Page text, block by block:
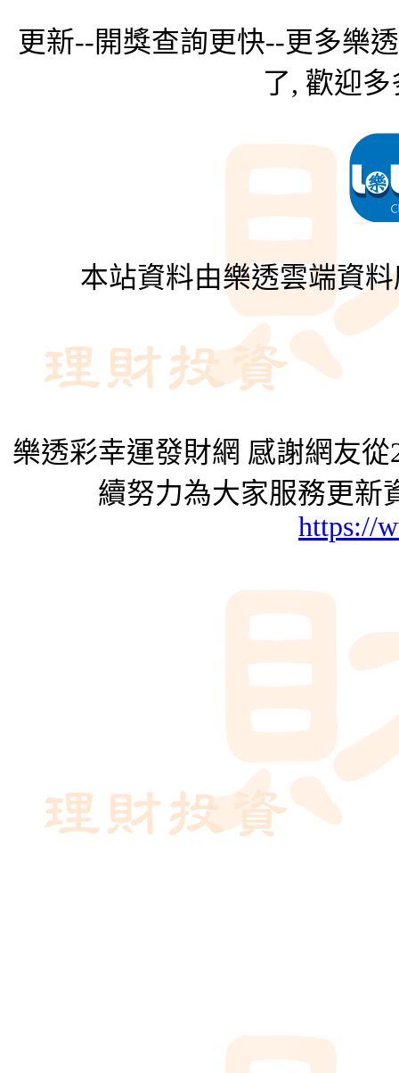
更新--開獎查詢更快--更多樂
了, 歡迎
本站資料由樂透雲端資
樂透彩幸運發財網 感謝網友
續努力為大家服務更新
https://